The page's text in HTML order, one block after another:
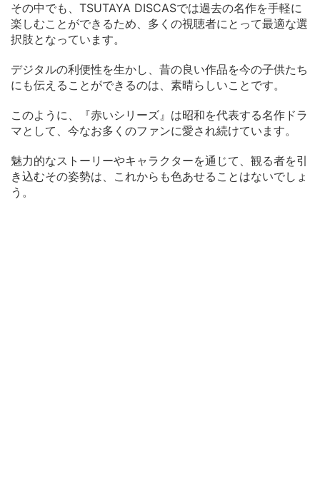
その中でも、TSUTAYA DISCASでは過去の名作を手軽に
楽しむことができるため、多くの視聴者にとって最適な選
択肢となっています。
デジタルの利便性を生かし、昔の良い作品を今の子供たち
にも伝えることができるのは、素晴らしいことです。
このように、『赤いシリーズ』は昭和を代表する名作ドラ
マとして、今なお多くのファンに愛され続けています。
魅力的なストーリーやキャラクターを通じて、観る者を引
き込むその姿勢は、これからも色あせることはないでしょ
う。